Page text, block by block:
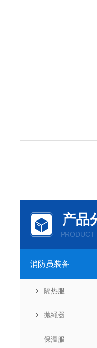
产品
PRODUCT
消防员装备
隔热服
抛绳器
保温服